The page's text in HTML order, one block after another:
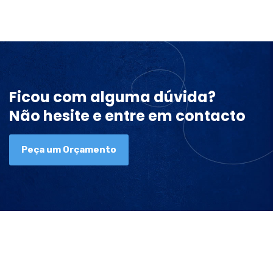
Ficou com alguma dúvida?
Não hesite e entre em contacto
Peça um Orçamento